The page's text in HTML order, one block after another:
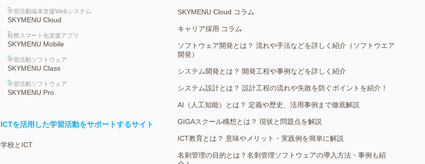
学習活動端末支援Webシステム
SKYMENU Cloud
校務スマート化支援アプリ
SKYMENU Mobile
学習活動ソフトウェア
SKYMENU Class
学習活動ソフトウェア
SKYMENU Pro
ICTを活用した学習活動をサポートするサイト
学校とICT
SKYMENU Cloud コラム
キャリア採用 コラム
ソフトウェア開発とは？ 流れや手法などを詳しく紹介（ソフトウエア
開発）
システム開発とは？ 開発工程や事例などを詳しく紹介
システム設計とは？ 設計工程の流れや失敗を防ぐポイントを紹介！
AI（人工知能）とは？ 定義や歴史、活用事例まで徹底解説
GIGAスクール構想とは？ 現状と問題点を解説
ICT教育とは？ 意味やメリット・実践例を簡単に解説
名刺管理の目的とは？名刺管理ソフトウェアの導入方法・事例も紹